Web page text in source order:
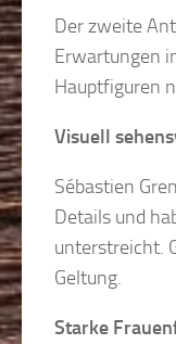
Der zweite
Erwartungen
Hauptfiguren
Visuell
Sébastien
Details und
unterstreicht.
Geltung.
Starke